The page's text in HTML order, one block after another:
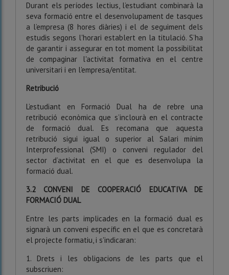
Durant els períodes lectius, l’estudiant combinarà la
seva formació entre el desenvolupament de tasques
a l’empresa (8 hores diàries) i el de seguiment dels
estudis segons l'horari establert en la titulació. S’ha
de garantir i assegurar en tot moment la possibilitat
de compaginar l'activitat formativa en el centre
universitari i en l'empresa/entitat.
Retribució
L’estudiant en Formació Dual ha de rebre una
retribució econòmica que s’inclourà en el contracte
de formació dual. Es recomana que aquesta
retribució sigui igual o superior al Salari mínim
Interprofessional (SMI) o conveni regulador del
sector d’activitat en el que es desenvolupa la
formació dual.
3.2 CONVENI DE COOPERACIÓ EDUCATIVA DE
FORMACIÓ DUAL
Entre les parts implicades en la formació dual es
signarà un conveni específic en el que es concretarà
el projecte formatiu, i s'indicaran:
1. Drets i les obligacions de les parts que el
subscriuen: